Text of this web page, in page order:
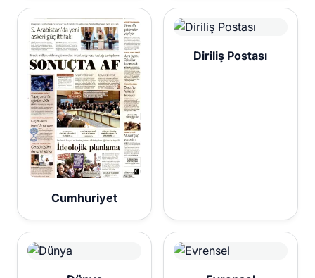
Cumhuriyet
Diriliş Postası